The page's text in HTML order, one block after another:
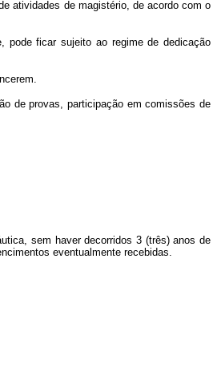
atividades de magistério, de acordo com o
pode ficar sujeito ao regime de dedicação
de provas, participação em comissões de
sem haver decorridos 3 (três) anos de
eventualmente recebidas.